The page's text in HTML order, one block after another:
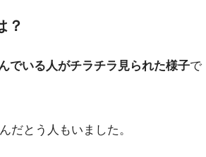
？
でいる人がチラチラ見られた様子で
だとう人もいました。